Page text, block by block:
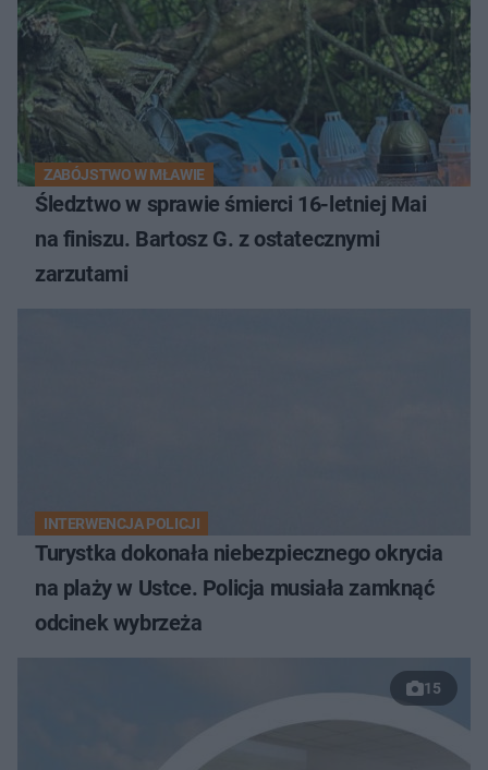
ZABÓJSTWO W MŁAWIE
Śledztwo w sprawie śmierci 16-letniej Mai
na finiszu. Bartosz G. z ostatecznymi
zarzutami
INTERWENCJA POLICJI
Turystka dokonała niebezpiecznego okrycia
na plaży w Ustce. Policja musiała zamknąć
odcinek wybrzeża
15